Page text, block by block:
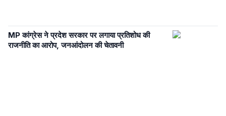
MP कांग्रेस ने प्रदेश सरकार पर लगाया प्रतिशोध की
राजनीति का आरोप, जनआंदोलन की चेतावनी